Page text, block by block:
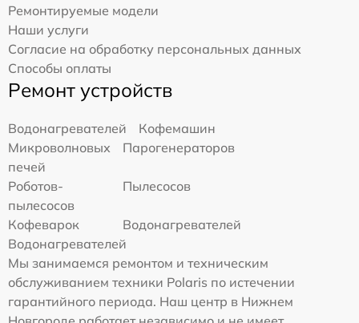
Ремонтируемые модели
Наши услуги
Согласие на обработку персональных данных
Способы оплаты
Ремонт устройств
Водонагревателей
Кофемашин
Микроволновых
печей
Парогенераторов
Роботов-
пылесосов
Пылесосов
Кофеварок
Водонагревателей
Водонагревателей
Мы занимаемся ремонтом и техническим
обслуживанием техники Polaris по истечении
гарантийного периода. Наш центр в Нижнем